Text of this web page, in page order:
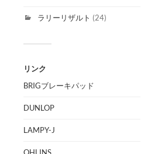
ラリーリザルト (24)
リンク
BRIGブレーキパッド
DUNLOP
LAMPY-J